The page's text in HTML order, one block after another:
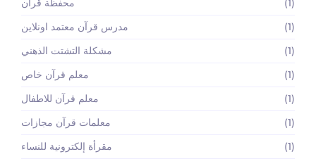
محفظة قرآن
(1)
مدرس قرآن معتمد اونلاين
(1)
مشكلة التشتت الذهني
(1)
معلم قرآن خاص
(1)
معلم قرآن للاطفال
(1)
معلمات قرآن مجازات
(1)
مقرأة إلكترونية للنساء
(1)